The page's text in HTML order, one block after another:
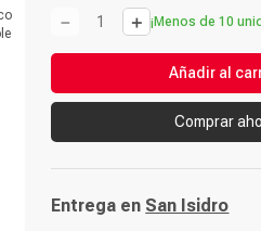
＋
－ ¡Menos de 10
Añadir al
Comprar
Entrega en San Isidro